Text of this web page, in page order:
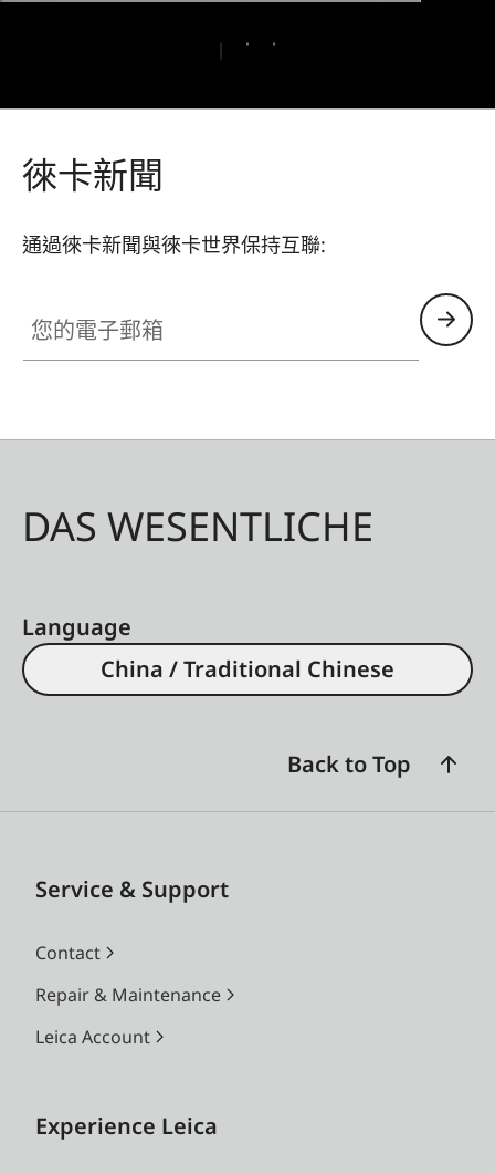
徠卡新聞
通過徠卡新聞與徠卡世界保持互聯:
DAS WESENTLICHE
Language
China / Traditional Chinese
Back to Top
Service & Support
Contact
Repair & Maintenance
Leica Account
Experience Leica